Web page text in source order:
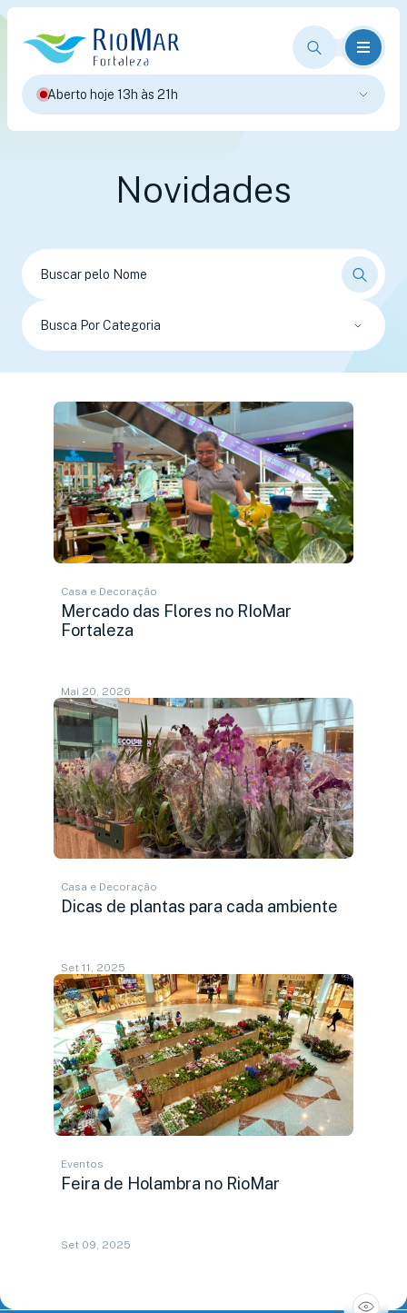
Aberto hoje 13h às 21h
Novidades
Busca Por Categoria
Casa e Decoração
Mercado das Flores no RIoMar
Fortaleza
Mai 20, 2026
Casa e Decoração
Dicas de plantas para cada ambiente
Set 11, 2025
Eventos
Feira de Holambra no RioMar
Set 09, 2025